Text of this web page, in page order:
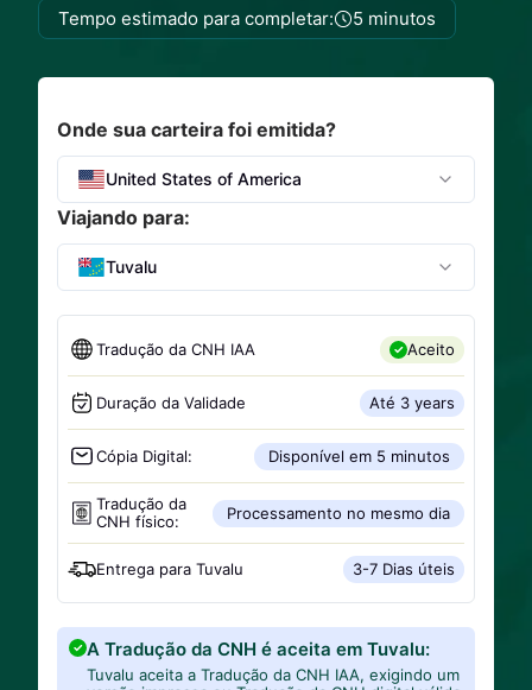
Tempo estimado para completar: 5 minutos
Onde sua carteira foi emitida?
United States of America
Viajando para:
Tuvalu
Tradução da CNH IAA Aceito
Duração da Validade Até 3 years
Cópia Digital: Disponível em 5 minutos
Tradução da
CNH físico:
Processamento no mesmo dia
Entrega para Tuvalu 3-7 Dias úteis
A Tradução da CNH é aceita em Tuvalu:
Tuvalu aceita a Tradução da CNH IAA, exigindo um